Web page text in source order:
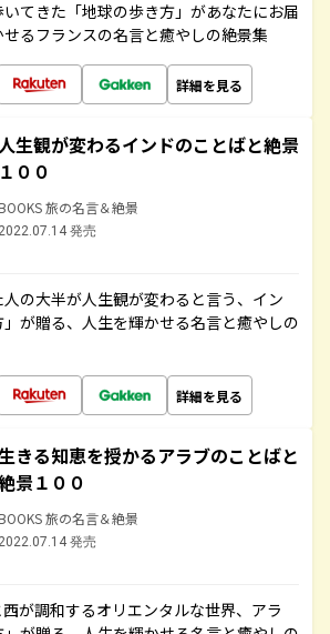
てきた「地球の歩き方」があなたにお届
るフランスの名言と癒やしの絶景集
詳細を見る
生観が変わるインドのことばと絶景
１００
旅の名言＆絶景
2022.07.14 発売
の大半が人生観が変わると言う、イン
」が贈る、人生を輝かせる名言と癒やしの
詳細を見る
きる知恵を授かるアラブのことばと
景１００
旅の名言＆絶景
2022.07.14 発売
が調和するオリエンタルな世界、アラ